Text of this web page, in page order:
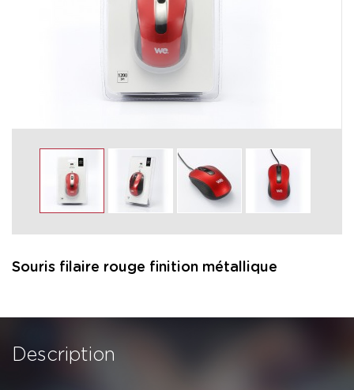
Souris filaire rouge finition métallique
Description